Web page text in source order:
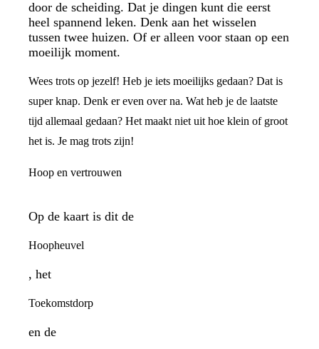
door de scheiding. Dat je dingen kunt die eerst
heel spannend leken. Denk aan het wisselen
tussen twee huizen. Of er alleen voor staan op een
moeilijk moment.
Wees trots op jezelf! Heb je iets moeilijks gedaan? Dat is
super knap. Denk er even over na. Wat heb je de laatste
tijd allemaal gedaan? Het maakt niet uit hoe klein of groot
het is. Je mag trots zijn!
Hoop en vertrouwen
Op de kaart is dit de
Hoopheuvel
, het
Toekomstdorp
en de